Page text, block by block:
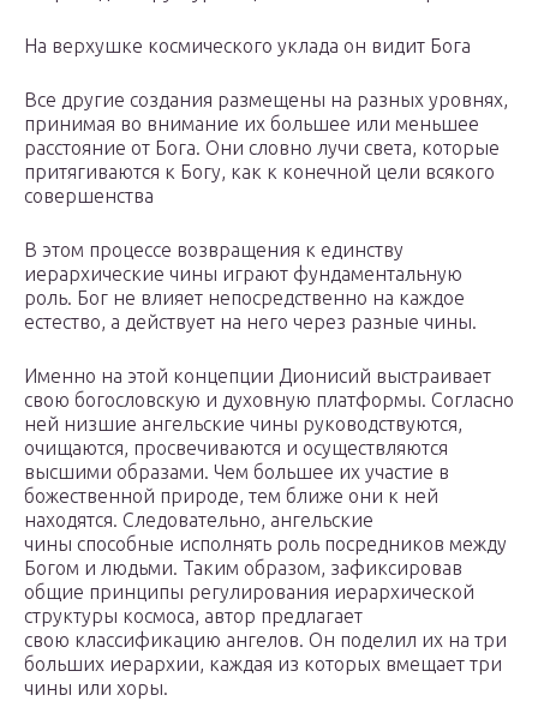
На верхушке космического уклада он видит Бога
Все другие создания размещены на разных уровнях,
принимая во внимание их большее или меньшее
расстояние от Бога. Они словно лучи света, которые
притягиваются к Богу, как к конечной цели всякого
совершенства
В этом процессе возвращения к единству
иерархические чины играют фундаментальную
роль. Бог не влияет непосредственно на каждое
естество, а действует на него через разные чины.
Именно на этой концепции Дионисий выстраивает
свою богословскую и духовную платформы. Согласно
ней низшие ангельские чины руководствуются,
очищаются, просвечиваются и осуществляются
высшими образами. Чем большее их участие в
божественной природе, тем ближе они к ней
находятся. Следовательно, ангельские
чины способные исполнять роль посредников между
Богом и людьми. Таким образом, зафиксировав
общие принципы регулирования иерархической
структуры космоса, автор предлагает
свою классификацию ангелов. Он поделил их на три
больших иерархии, каждая из которых вмещает три
чины или хоры.